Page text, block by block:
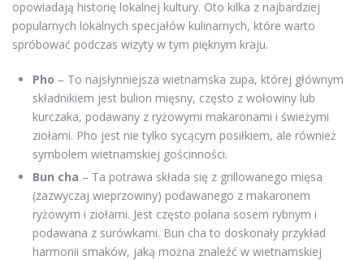
opowiadają historię lokalnej kultury. Oto kilka z najbardziej
popularnych lokalnych specjałów kulinarnych, które warto
spróbować podczas wizyty w tym pięknym kraju.
Pho – To najsłynniejsza wietnamska zupa, której głównym
składnikiem jest bulion mięsny, często z wołowiny lub
kurczaka, podawany z ryżowymi makaronami i świeżymi
ziołami. Pho jest nie tylko sycącym posiłkiem, ale również
symbolem wietnamskiej gościnności.
Bun cha – Ta potrawa składa się z grillowanego mięsa
(zazwyczaj wieprzowiny) podawanego z makaronem
ryżowym i ziołami. Jest często polana sosem rybnym i
podawana z surówkami. Bun cha to doskonały przykład
harmonii smaków, jaką można znaleźć w wietnamskiej